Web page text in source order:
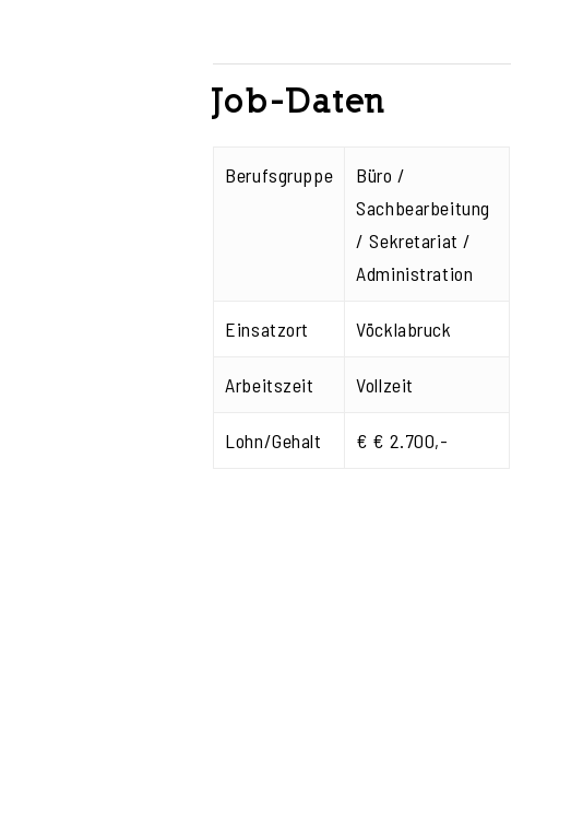
Job-Daten
Berufsgruppe
Büro /
Sachbearbeitung
/ Sekretariat /
Administration
Einsatzort Vöcklabruck
Arbeitszeit Vollzeit
Lohn/Gehalt € € 2.700,-